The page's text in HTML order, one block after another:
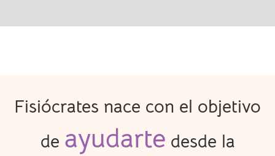
Fisiócrates nace con el objetivo
de ayudarte desde la